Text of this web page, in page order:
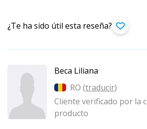
¿Te ha sido útil esta reseña?
Beca Liliana
RO (traducir)
Cliente verificado por la
producto